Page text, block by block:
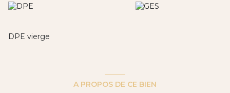
Annonce proposée par un agent commercial
DPE vierge
A PROPOS DE CE BIEN